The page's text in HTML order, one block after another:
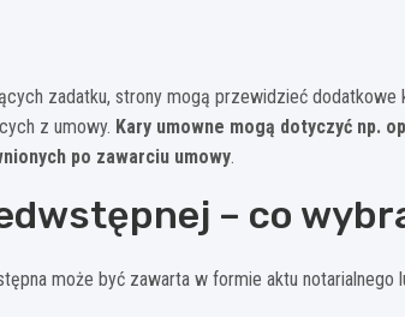
zadatku, strony mogą przewidzieć dodatkowe
z umowy. Kary umowne mogą dotyczyć np.
po zawarciu umowy.
– co
może być zawarta w formie aktu notarialnego